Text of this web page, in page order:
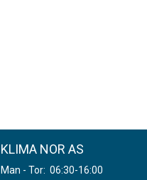
KLIMA NOR AS
Man - Tor: 06:30-16:00